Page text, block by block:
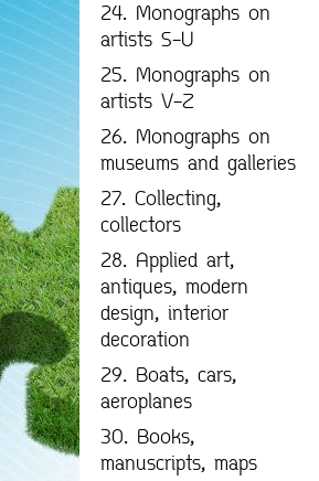
24. Monographs on
artists S-U
25. Monographs on
artists V-Z
26. Monographs on
museums and galleries
27. Collecting,
collectors
28. Applied art,
antiques, modern
design, interior
decoration
29. Boats, cars,
aeroplanes
30. Books,
manuscripts, maps